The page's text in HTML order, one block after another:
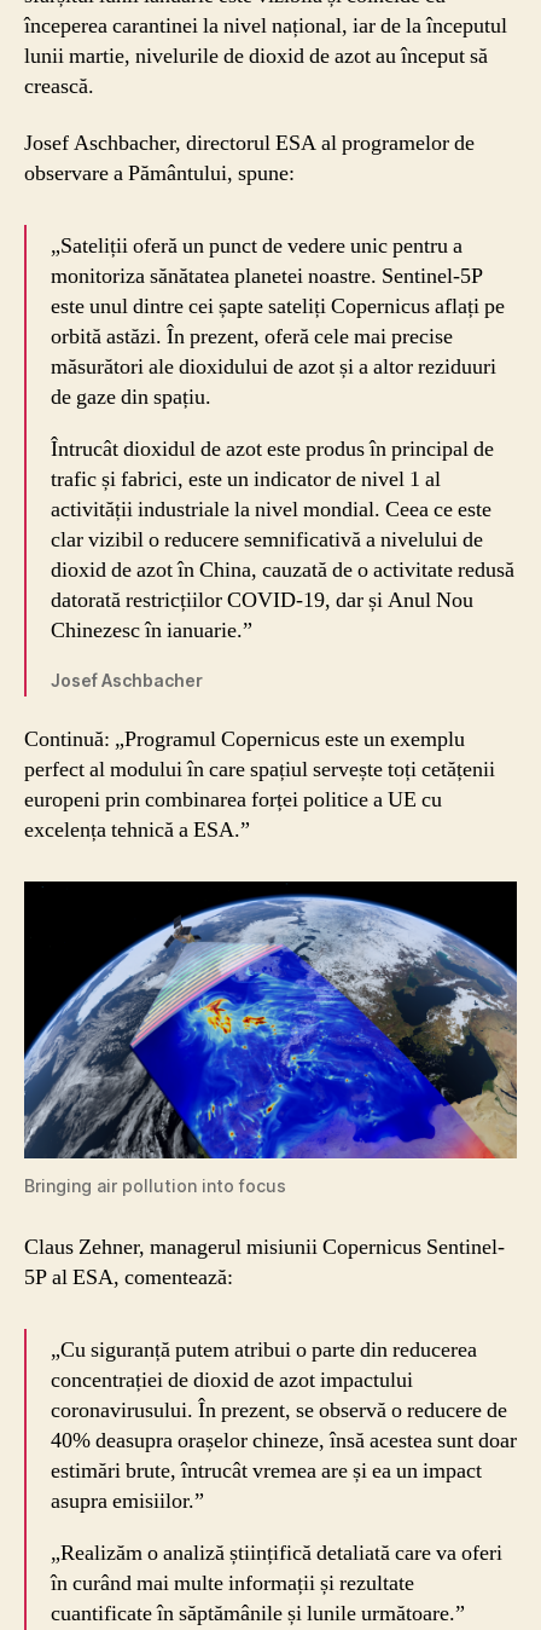
începerea carantinei la nivel național, iar de la începutul
lunii martie, nivelurile de dioxid de azot au început să
crească.
Josef Aschbacher, directorul ESA al programelor de
observare a Pământului, spune:
„Sateliții oferă un punct de vedere unic pentru a
monitoriza sănătatea planetei noastre. Sentinel-5P
este unul dintre cei șapte sateliți Copernicus aflați pe
orbită astăzi. În prezent, oferă cele mai precise
măsurători ale dioxidului de azot și a altor reziduuri
de gaze din spațiu.
Întrucât dioxidul de azot este produs în principal de
trafic și fabrici, este un indicator de nivel 1 al
activității industriale la nivel mondial. Ceea ce este
clar vizibil o reducere semnificativă a nivelului de
dioxid de azot în China, cauzată de o activitate redusă
datorată restricțiilor COVID-19, dar și Anul Nou
Chinezesc în ianuarie.”
Josef Aschbacher
Continuă: „Programul Copernicus este un exemplu
perfect al modului în care spațiul servește toți cetățenii
europeni prin combinarea forței politice a UE cu
excelența tehnică a ESA.”
Bringing air pollution into focus
Claus Zehner, managerul misiunii Copernicus Sentinel-
5P al ESA, comentează:
„Cu siguranță putem atribui o parte din reducerea
concentrației de dioxid de azot impactului
coronavirusului. În prezent, se observă o reducere de
40% deasupra orașelor chineze, însă acestea sunt doar
estimări brute, întrucât vremea are și ea un impact
asupra emisiilor.”
„Realizăm o analiză științifică detaliată care va oferi
în curând mai multe informații și rezultate
cuantificate în săptămânile și lunile următoare.”